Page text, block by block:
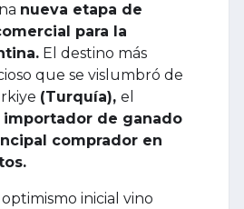
nueva etapa de
para la
El destino más
que se vislumbró de
(Turquía), el
de ganado
comprador en
inicial vino